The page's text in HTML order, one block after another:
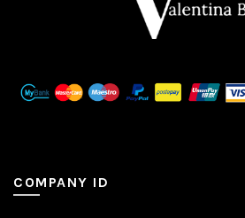
COMPANY ID